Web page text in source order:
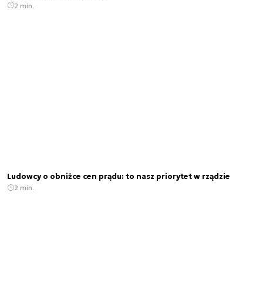
2 min.
Ludowcy o obniżce cen prądu: to nasz priorytet w rządzie
2 min.